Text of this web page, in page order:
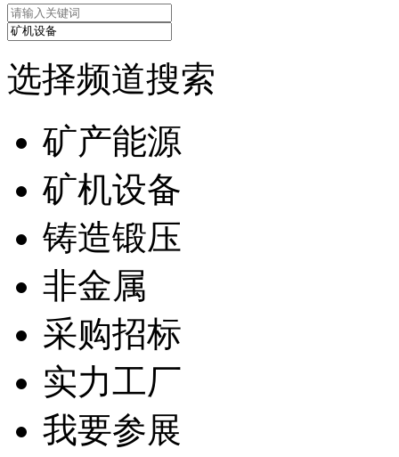
选择频道搜索
矿产能源
矿机设备
铸造锻压
非金属
采购招标
实力工厂
我要参展